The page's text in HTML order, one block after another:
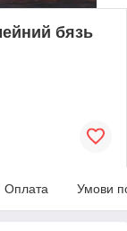
бязь
Оплата Умови